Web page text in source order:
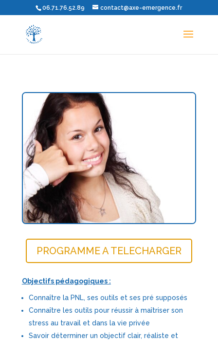
06.71.76.52.89 contact@axe-emergence.fr
PROGRAMME A TELECHARGER
Objectifs pédagogiques :
Connaître la PNL, ses outils et ses pré supposés
Connaître les outils pour réussir à maîtriser son
stress au travail et dans la vie privée
Savoir déterminer un objectif clair, réaliste et